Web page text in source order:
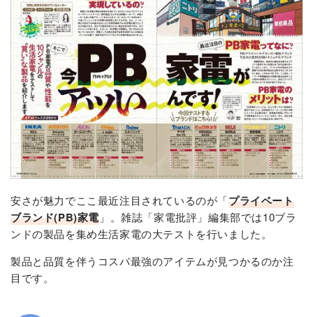
安さが魅力でここ最近注目されているのが「プライベート
ブランド(PB)家電 」。雑誌「家電批評」編集部では10ブラ
ンドの製品を集め生活家電の大テストを行いました。
製品と品質を伴うコスパ最強のアイテムが見つかるのか注
目です。